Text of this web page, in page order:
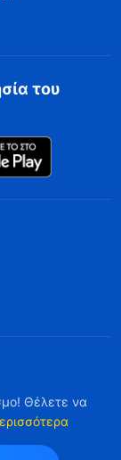
του
Θέλετε να